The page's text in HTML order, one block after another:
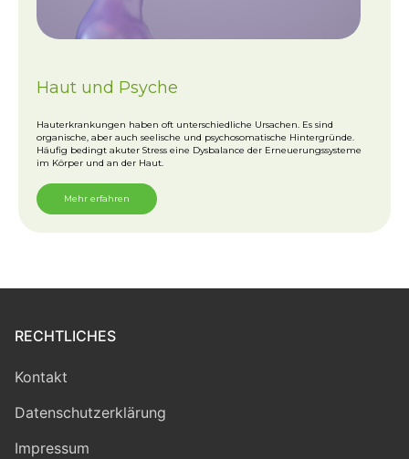
Haut und Psyche
Hauterkrankungen haben oft unterschiedliche Ursachen. Es sind
organische, aber auch seelische und psychosomatische Hintergründe.
Häufig bedingt akuter Stress eine Dysbalance der Erneuerungssysteme
im Körper und an der Haut.
Mehr erfahren
RECHTLICHES
Kontakt
Datenschutzerklärung
Impressum